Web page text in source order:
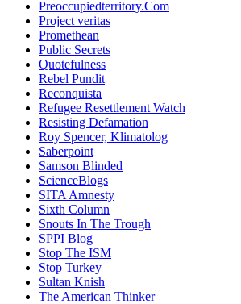
Preoccupiedterritory.Com
Project veritas
Promethean
Public Secrets
Quotefulness
Rebel Pundit
Reconquista
Refugee Resettlement Watch
Resisting Defamation
Roy Spencer, Klimatolog
Saberpoint
Samson Blinded
ScienceBlogs
SITA Amnesty
Sixth Column
Snouts In The Trough
SPPI Blog
Stop The ISM
Stop Turkey
Sultan Knish
The American Thinker